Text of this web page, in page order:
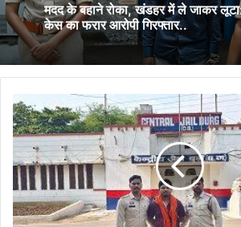
मदद के बहाने रोका, खंडहर में ले जाकर
केस का फरार आरोपी गिरफ्तार..
ऑनलाइन
जुए
के
खिलाफ
बड़ी
कार्रवाई,
छावनी
पुलिस